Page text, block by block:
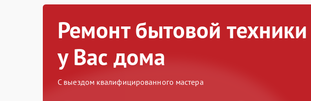
Ремонт бытовой техники
у Вас дома
С выездом квалифицированного мастера